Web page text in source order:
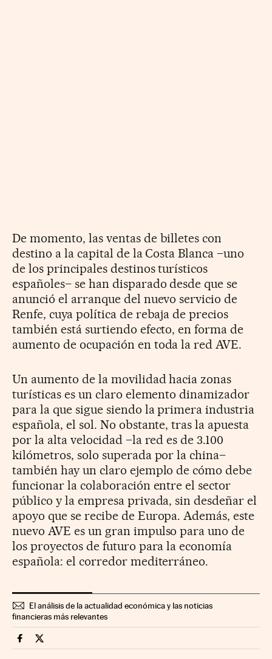
De momento, las ventas de billetes con
destino a la capital de la Costa Blanca –uno
de los principales destinos turísticos
españoles– se han disparado desde que se
anunció el arranque del nuevo servicio de
Renfe, cuya política de rebaja de precios
también está surtiendo efecto, en forma de
aumento de ocupación en toda la red AVE.
Un aumento de la movilidad hacia zonas
turísticas es un claro elemento dinamizador
para la que sigue siendo la primera industria
española, el sol. No obstante, tras la apuesta
por la alta velocidad –la red es de 3.100
kilómetros, solo superada por la china–
también hay un claro ejemplo de cómo debe
funcionar la colaboración entre el sector
público y la empresa privada, sin desdeñar el
apoyo que se recibe de Europa. Además, este
nuevo AVE es un gran impulso para uno de
los proyectos de futuro para la economía
española: el corredor mediterráneo.
El análisis de la actualidad económica y las noticias
financieras más relevantes
Companias Cinco Días en Facebook
Companias Cinco Días en Twitter